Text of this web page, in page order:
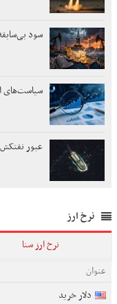
سود
سیاست‌های
عبور
نرخ ارز
نرخ ارز سنا
عنوان
دلار خرید